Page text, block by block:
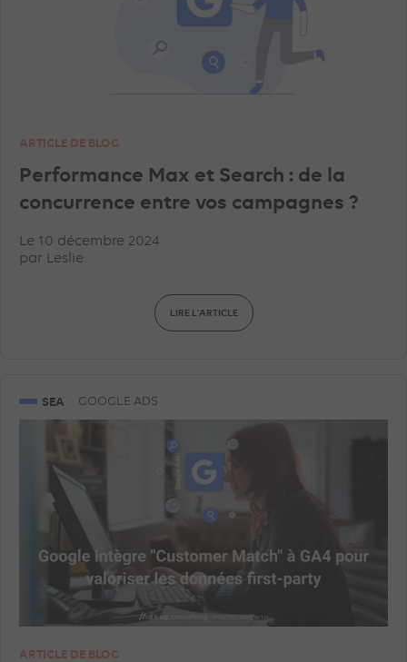
ARTICLE DE BLOG
Performance Max et Search : de la
concurrence entre vos campagnes ?
Le 10 décembre 2024
par Leslie
LIRE L'ARTICLE
SEA GOOGLE ADS
ARTICLE DE BLOG